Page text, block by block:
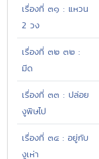
เรื่องที่ ๓๑ : แหวน
2 วง
เรื่องที่ ๓๒ ๓๒ :
มีด
เรื่องที่ ๓๓ : ปล่อย
งูพิษไป
เรื่องที่ ๓๔ : อยู่กับ
งูเห่า